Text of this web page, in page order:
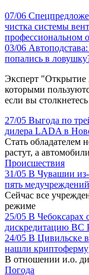
07/06
чистка системы
профессиональном
03/06
попались в
Эксперт "Открытие
которыми
если вы
27/05 Выгода по
дилера LADA в
Стать обладателем
растут, а
Происшествия
31/05 В Чувашии из-
пять медучреждений
Сейчас все
режиме
25/05 В Чебоксарах
дискредитацию ВС
24/05 В Цивильске в
нашли криптоферму
В отношении и.о.
Погода